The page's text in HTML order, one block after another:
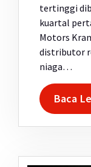
tertinggi
kuartal
Motors
distributor
niaga…
Baca